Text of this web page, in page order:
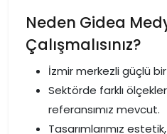
Neden Gidea
Çalışmalısınız?
İzmir merkezli güçlü
Sektörde farklı
referansımız mevcut.
Tasarımlarımız